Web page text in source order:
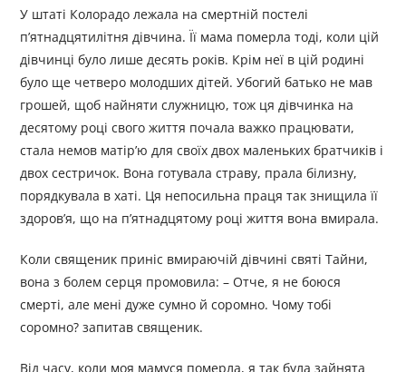
У штаті Колорадо лежала на смертній постелі
п’ятнадцятилітня дівчина. Її мама померла тоді, коли цій
дівчинці було лише десять років. Крім неї в цій родині
було ще четверо молодших дітей. Убогий батько не мав
грошей, щоб найняти служницю, тож ця дівчинка на
десятому році свого життя почала важко працювати,
стала немов матір’ю для своїх двох маленьких братчиків і
двох сестричок. Вона готувала страву, прала білизну,
порядкувала в хаті. Ця непосильна праця так знищила її
здоров’я, що на п’ятнадцятому році життя вона вмирала.
Коли священик приніс вмираючій дівчині святі Тайни,
вона з болем серця промовила: – Отче, я не боюся
смерті, але мені дуже сумно й соромно. Чому тобі
соромно? запитав священик.
Від часу, коли моя мамуся померла, я так була зайнята